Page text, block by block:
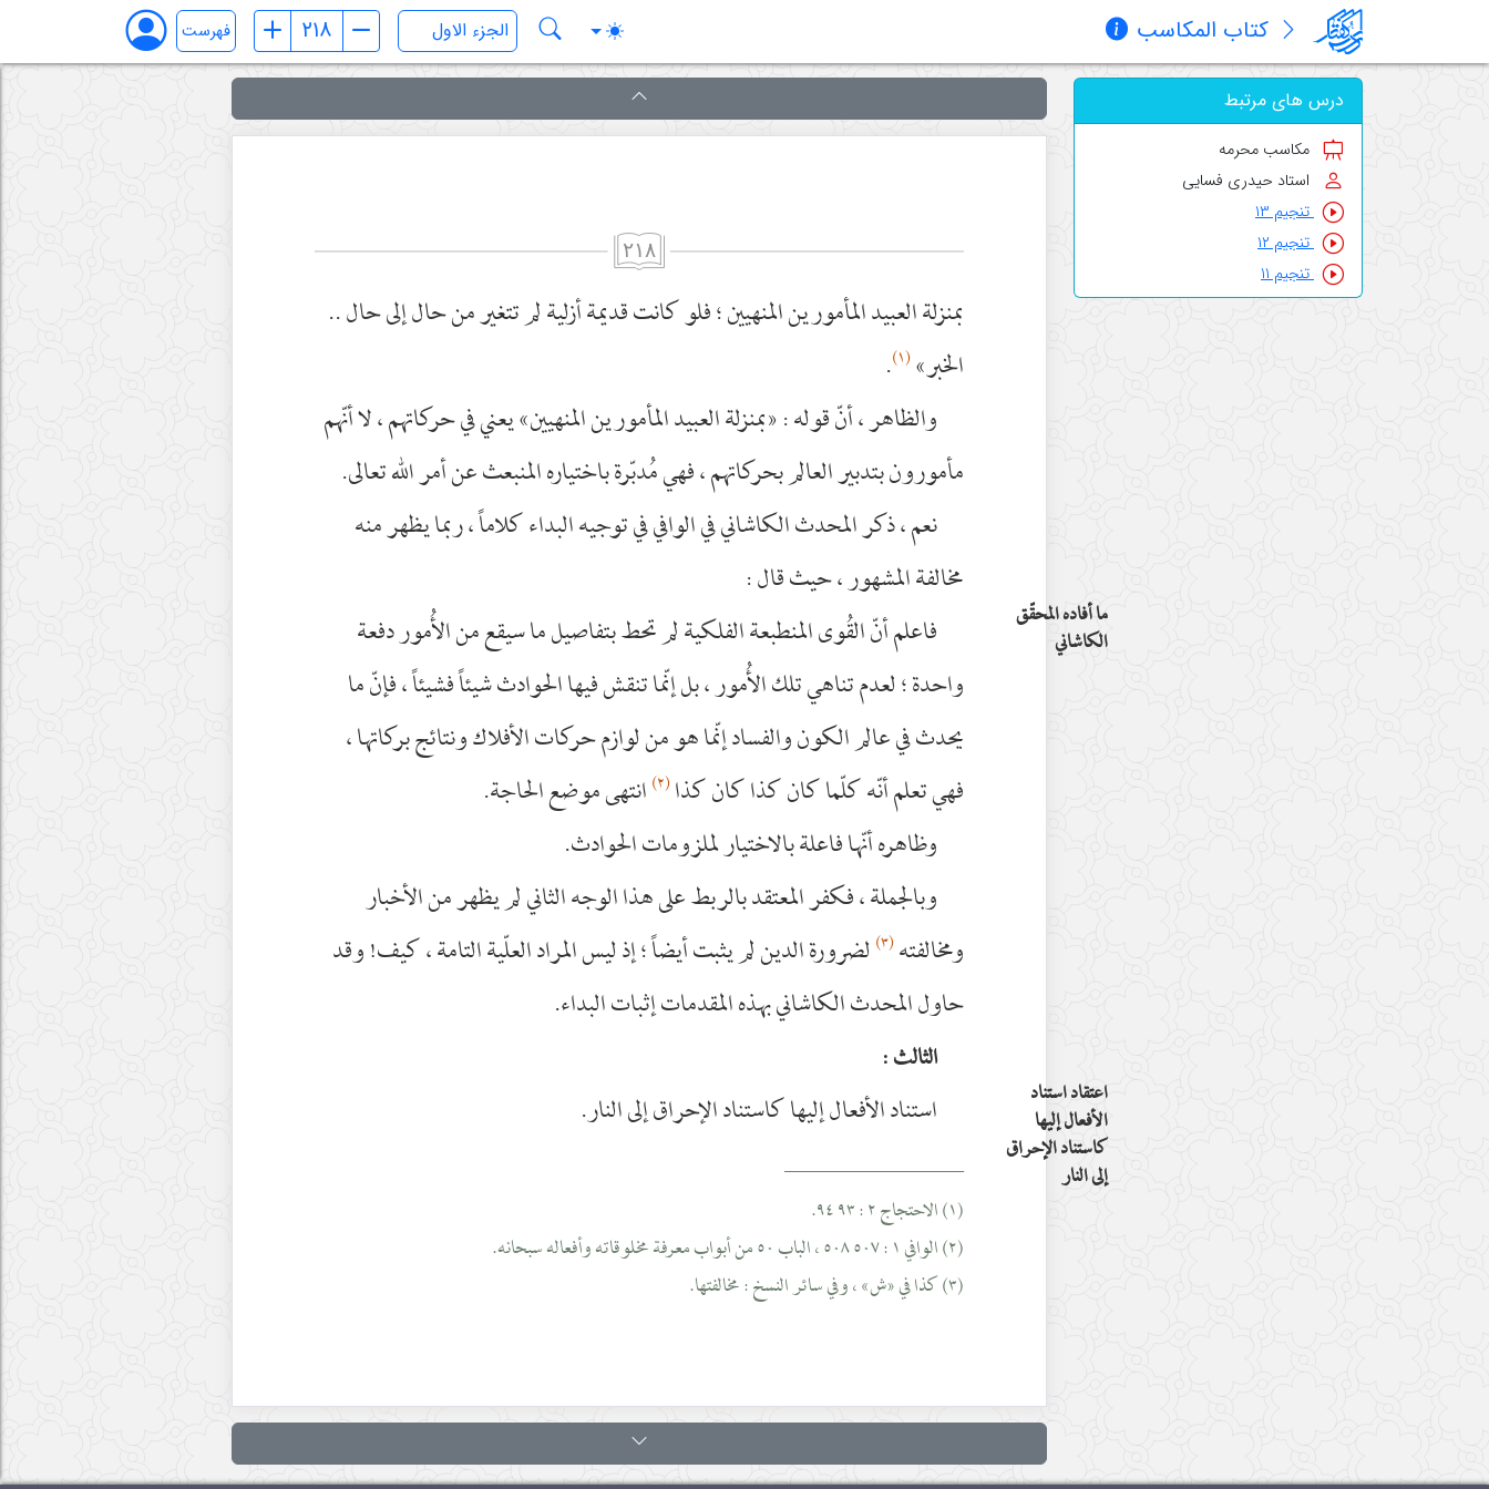
کتاب المکاسب فهرست
٢١٨
بمنزلة العبيد المأمورين المنهيين ؛ فلو كانت قديمة أزلية لم تتغير من حال إلى حال ..
الخبر»(١) .
والظاهر ، أنّ قوله : «بمنزلة العبيد المأمورين المنهيين» يعني في حركاتهم ، لا أنّهم
مأمورون بتدبير العالم بحركاتهم ، فهي مُدبّرة باختياره المنبعث عن أمر الله تعالى.
نعم ، ذكر المحدث الكاشاني في الوافي في توجيه البداء كلاماً ، ربما يظهر منه
مخالفة المشهور ، حيث قال :
ما أفاده المحقّق
الكاشاني
فاعلم أنّ القُوى المنطبعة الفلكية لم تحط بتفاصيل ما سيقع من الأُمور دفعة
واحدة ؛ لعدم تناهي تلك الأُمور ، بل إنّما تنقش فيها الحوادث شيئاً فشيئاً ، فإنّ ما
يحدث في عالم الكون والفساد إنّما هو من لوازم حركات الأفلاك ونتائج بركاتها ،
فهي تعلم أنّه كلّما كان كذا كان كذا(٢) انتهى موضع الحاجة.
وظاهره أنّها فاعلة بالاختيار لملزومات الحوادث.
وبالجملة ، فكفر المعتقد بالربط على هذا الوجه الثاني لم يظهر من الأخبار
ومخالفته(٣) لضرورة الدين لم يثبت أيضاً ؛ إذ ليس المراد العلّية التامة ، كيف! وقد
حاول المحدث الكاشاني بهذه المقدمات إثبات البداء.
الثالث :
اعتقاد استناد
الأفعال إليها
كاستناد الإحراق
إلى النار
استناد الأفعال إليها كاستناد الإحراق إلى النار.
__________________
(١) الاحتجاج ٢ : ٩٣ ٩٤.
(٢) الوافي ١ : ٥٠٧ ٥٠٨ ، الباب ٥٠ من أبواب معرفة مخلوقاته وأفعاله سبحانه.
(٣) كذا في «ش» ، وفي سائر النسخ : مخالفتها.
درس های مرتبط
مکاسب محرمه
استاد حیدری فسایی
تنجیم ۱۳
تنجیم ۱۲
تنجیم ۱۱